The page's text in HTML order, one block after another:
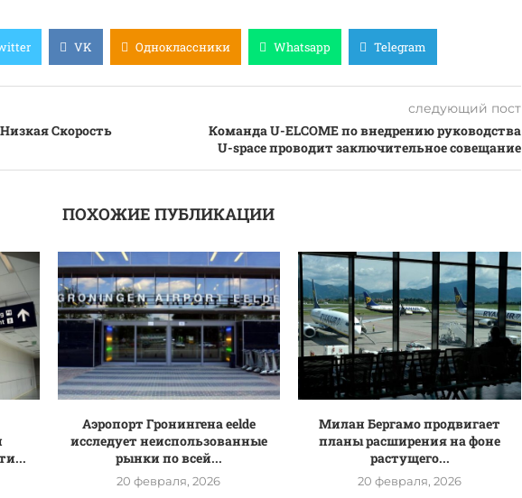
VK Одноклассники Whatsapp Telegram
Скорость
следующий пост
Команда U-ELCOME по внедрению руководства
U-space проводит заключительное совещание
ПОХОЖИЕ ПУБЛИКАЦИИ
Аэропорт Гронингена eelde
исследует неиспользованные
рынки по всей...
20 февраля, 2026
Милан Бергамо продвигает
планы расширения на фоне
растущего...
20 февраля, 2026